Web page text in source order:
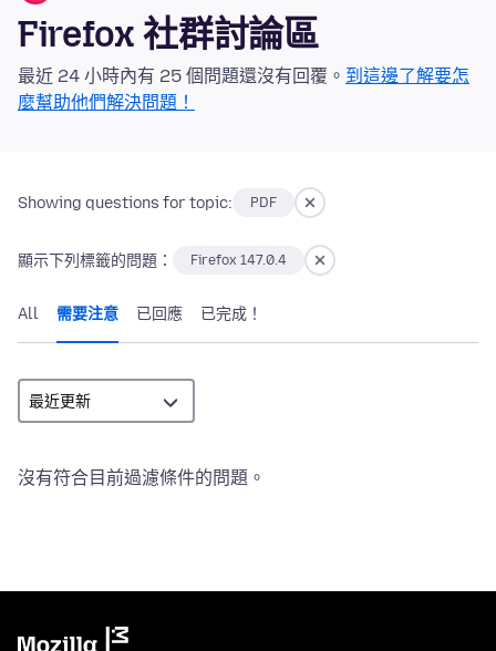
Firefox 社群討論區
最近 24 小時內有 25 個問題還沒有回覆。 到這邊了解要怎
麼幫助他們解決問題！
Showing questions for topic: PDF
顯示下列標籤的問題： Firefox 147.0.4
All 需要注意 已回應 已完成！
沒有符合目前過濾條件的問題。